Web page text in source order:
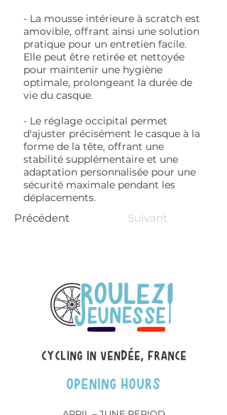
- La mousse intérieure à scratch est
amovible, offrant ainsi une solution
pratique pour un entretien facile.
Elle peut être retirée et nettoyée
pour maintenir une hygiène
optimale, prolongeant la durée de
vie du casque.
- Le réglage occipital permet
d'ajuster précisément le casque à la
forme de la tête, offrant une
stabilité supplémentaire et une
adaptation personnalisée pour une
sécurité maximale pendant les
déplacements.
Précédent
Suivant
Cycling in Vendée, france
OPENING HOURS